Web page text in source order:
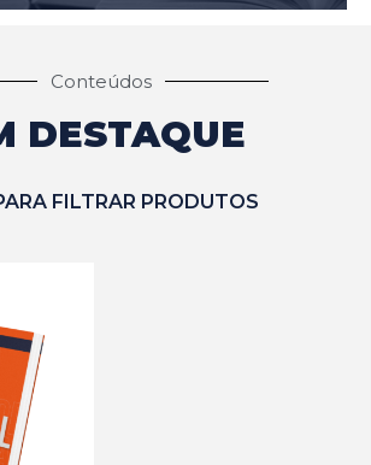
Conteúdos
DESTAQUE
FILTRAR PRODUTOS